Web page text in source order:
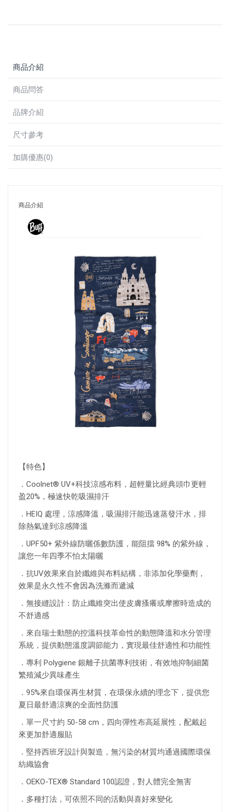
商品介紹
商品問答
品牌介紹
尺寸參考
加購優惠(0)
商品介紹
【特色】
．Coolnet® UV+科技涼感布料，超輕量比經典頭巾更輕
盈20%，極速快乾吸濕排汗
．HEIQ 處理，涼感降溫，吸濕排汗能迅速蒸發汗水，排
除熱氣達到涼感降溫
．UPF50+ 紫外線防曬係數防護，能阻擋 98% 的紫外線，
讓您一年四季不怕太陽曬
．抗UV效果來自於纖維與布料結構，非添加化學藥劑，
效果是永久性不會因為洗滌而遞減
．無接縫設計：防止纖維突出使皮膚搔癢或摩擦時造成的
不舒適感
．來自瑞士動態的控溫科技革命性的動態降溫和水分管理
系統，提供動態溫度調節能力，實現最佳舒適性和功能性
．專利 Polygiene 銀離子抗菌專利技術，有效地抑制細菌
繁殖減少異味產生
．95%來自環保再生材質，在環保永續的理念下，提供您
夏日最舒適涼爽的全面性防護
．單一尺寸約 50-58 cm，四向彈性布高延展性，配戴起
來更加舒適服貼
．堅持西班牙設計與製造，無污染的材質均通過國際環保
紡織協會
．OEKO-TEX® Standard 100認證，對人體完全無害
．多種打法，可依照不同的活動與喜好來變化